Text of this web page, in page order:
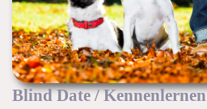
Blind Date / Kennenlernen